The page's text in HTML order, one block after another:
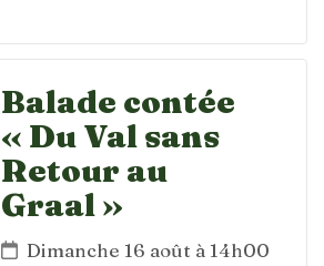
Balade contée
« Du Val sans
Retour au
Graal »
Dimanche 16 août à 14h00